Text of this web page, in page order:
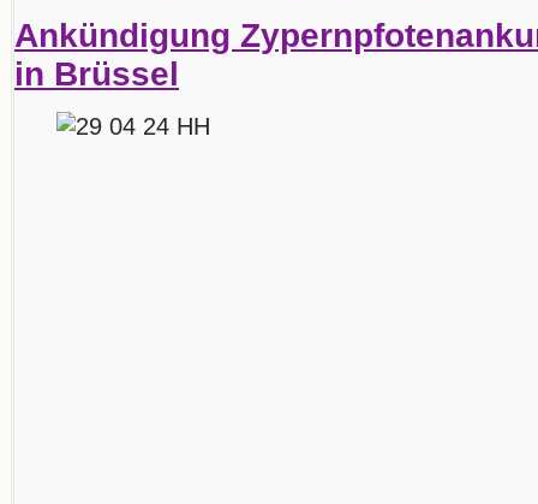
Ankündigung
in Brüssel